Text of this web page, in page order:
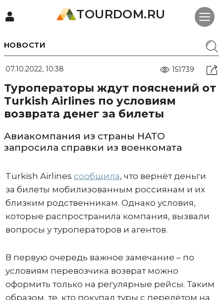
TOURDOM.RU
НОВОСТИ
07.10.2022, 10:38 151739
Туроператоры ждут пояснений от
Turkish Airlines по условиям
возврата денег за билеты
Авиакомпания из страны НАТО
запросила справки из военкомата
Turkish Airlines сообщила, что вернёт деньги
за билеты мобилизованным россиянам и их
близким родственникам. Однако условия,
которые распространила компания, вызвали
вопросы у туроператоров и агентов.
В первую очередь важное замечание – по
условиям перевозчика возврат можно
оформить только на регулярные рейсы. Таким
образом, те, кто покупал туры с перелётом на